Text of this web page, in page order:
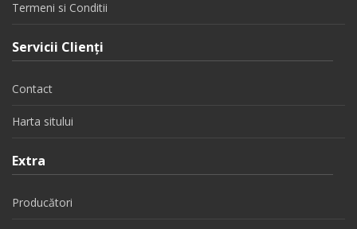
Termeni si Conditii
Servicii Clienţi
Contact
Harta sitului
Extra
Producători